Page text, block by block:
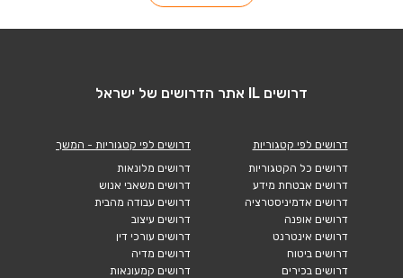
דרושים IL אתר הדרושים של ישראל
דרושים לפי קטגוריות
דרושים כל הקטגוריות
דרושים אבטחת מידע
דרושים אדמיניסטרציה
דרושים אופנה
דרושים אינטרנט
דרושים ביטוח
דרושים בכירים
דרושים לפי קטגוריות - המשך
דרושים מלונאות
דרושים משאבי אנוש
דרושים עבודה מהבית
דרושים עיצוב
דרושים עורכי דין
דרושים מדיה
דרושים קמעונאות